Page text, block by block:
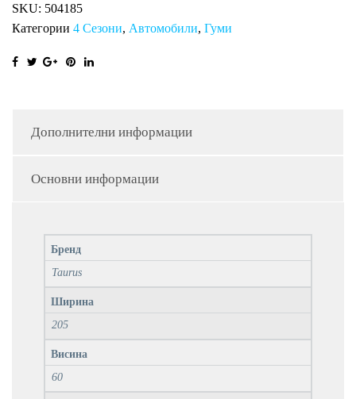
XL
TA
количина
SKU: 504185
Категории 4 Сезони, Автомобили, Гуми
Дополнителни информации
Основни информации
Бренд
Taurus
Ширина
205
Висина
60